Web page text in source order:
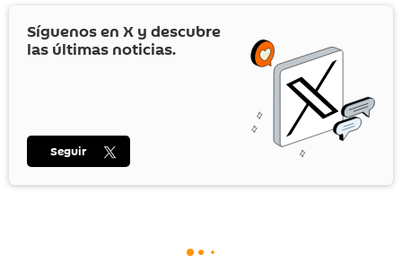
Síguenos en X y descubre
las últimas noticias.
Seguir